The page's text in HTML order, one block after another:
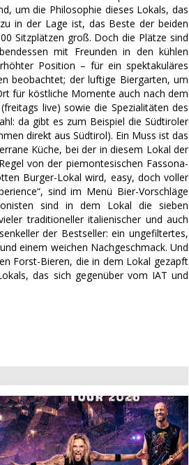
um die Philosophie dieses Lokals, das
in der Lage ist, das Beste der beiden
Sitzplätzen groß. Doch die Plätze sind
mit Freunden in den kühlen
Position – für ein spektakuläres
beobachtet; der luftige Biergarten, um
für köstliche Momente auch nach dem
live) sowie die Spezialitäten des
da gibt es zum Beispiel die Südtiroler
direkt aus Südtirol). Ein Muss ist das
Küche, bei der in diesem Lokal der
von der piemontesischen Fassona-
Burger-Lokal wird, easy, doch voller
sind im Menü Bier-Vorschläge
sind in dem Lokal die sieben
traditioneller italienischer und auch
der Bestseller: ein ungefiltertes,
einem weichen Nachgeschmack. Und
Forst-Bieren, die in dem Lokal gezapft
das sich gegenüber vom IAT und